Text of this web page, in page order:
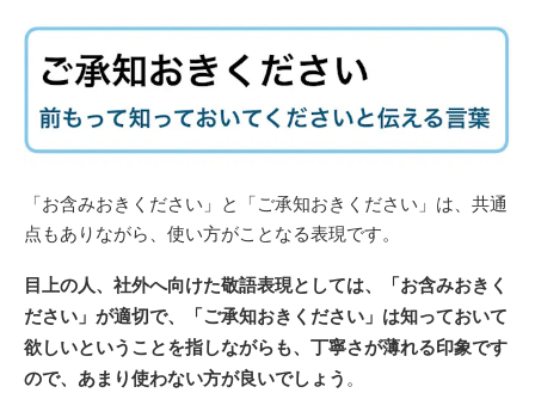
「お含みおきください」と「ご承知おきください」は、共通
点もありながら、使い方がことなる表現です。
目上の人、社外へ向けた敬語表現としては、「お含みおきく
ださい」が適切で、「ご承知おきください」は知っておいて
欲しいということを指しながらも、丁寧さが薄れる印象です
ので、あまり使わない方が良いでしょう。